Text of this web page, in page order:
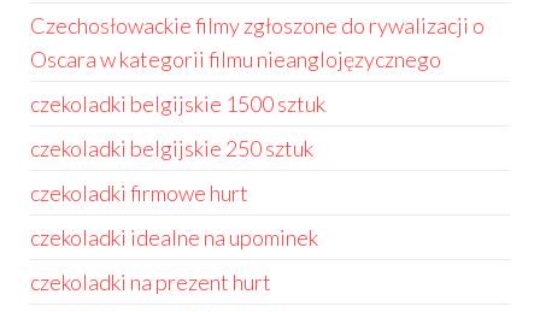
Czechosłowackie filmy zgłoszone do rywalizacji o
Oscara w kategorii filmu nieanglojęzycznego
czekoladki belgijskie 1500 sztuk
czekoladki belgijskie 250 sztuk
czekoladki firmowe hurt
czekoladki idealne na upominek
czekoladki na prezent hurt